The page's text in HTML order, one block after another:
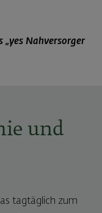
„yes Nahversorger
und
tagtäglich zum